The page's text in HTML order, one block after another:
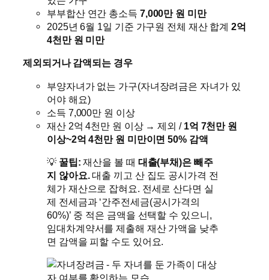
부부합산 연간 총소득 7,000만 원 미만
2025년 6월 1일 기준 가구원 전체 재산 합계2억
4천만 원 미만
제외되거나 감액되는 경우
부양자녀가 없는 가구(자녀장려금은 자녀가 있
어야 해요)
소득 7,000만 원 이상
재산 2억 4천만 원 이상 → 제외 / 1억 7천만 원
이상~2억 4천만 원 미만이면 50% 감액
💡 꿀팁: 재산을 볼 때 대출(부채)은 빼주
지 않아요.대출 끼고 산 집도 공시가격 전
체가 재산으로 잡혀요. 전세로 산다면 실
제 전세금과 ‘간주전세금(공시가격의
60%)’ 중 적은 금액을 선택할 수 있으니,
임대차계약서를 제출해 재산 가액을 낮추
면 감액을 피할 수도 있어요.